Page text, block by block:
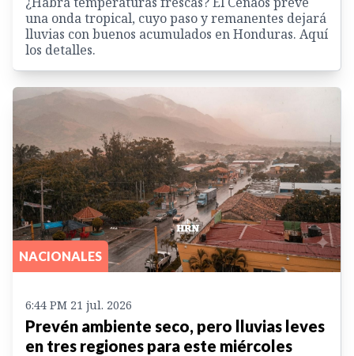
una onda tropical, cuyo paso y remanentes dejará
lluvias con buenos acumulados en Honduras. Aquí
los detalles.
NACIONALES
6:44 PM 21 jul. 2026
Prevén ambiente seco, pero lluvias leves
en tres regiones para este miércoles